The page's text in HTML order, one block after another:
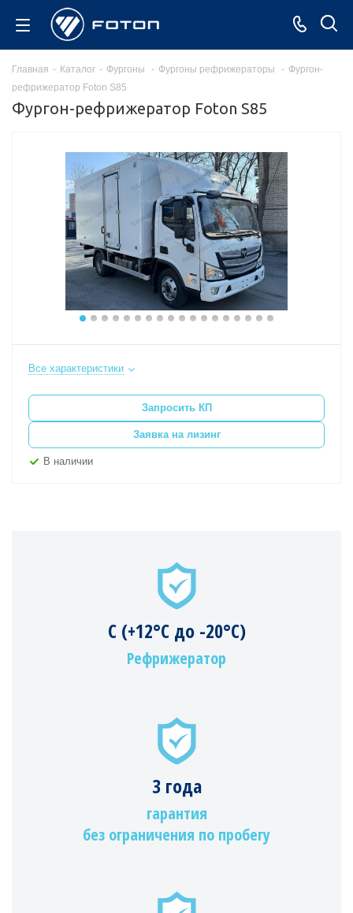
Главная - Каталог - Фургоны - Фургоны рефрижераторы - Фургон-
рефрижератор Foton S85
Фургон-рефрижератор Foton S85
Запросить КП
Заявка на лизинг
Все характеристики
В наличии
C (+12°C до -20°C)
Рефрижератор
3 года
гарантия
без ограничения по пробегу